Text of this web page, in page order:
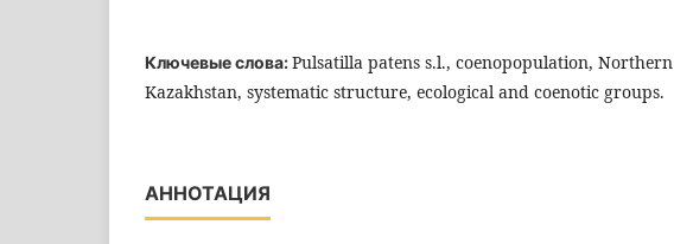
Ключевые слова:Pulsatilla patens s.l., coenopopulation, Northern
Kazakhstan, systematic structure, ecological and coenotic groups.
АННОТАЦИЯ